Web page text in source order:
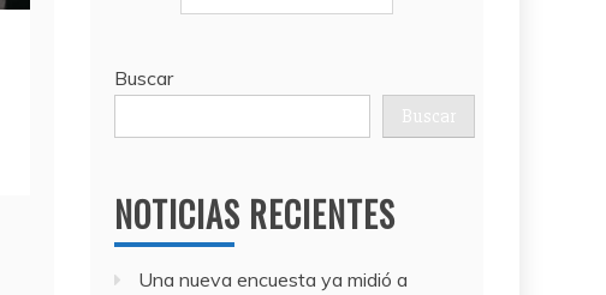
Buscar
Buscar
NOTICIAS RECIENTES
Una nueva encuesta ya midió a